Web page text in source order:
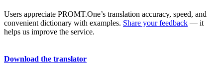
Users appreciate PROMT.One’s translation accuracy, speed, and
convenient dictionary with examples. Share your feedback — it
helps us improve the service.
Download the translator